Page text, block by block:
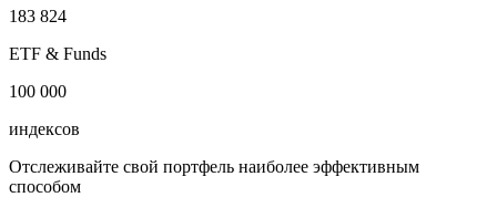
100 000
акций
183 824
ETF & Funds
100 000